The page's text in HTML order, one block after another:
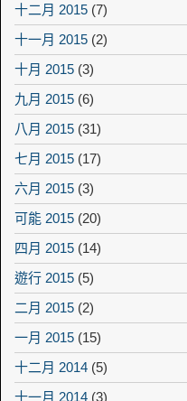
十二月 2015 (7)
十一月 2015 (2)
十月 2015 (3)
九月 2015 (6)
八月 2015 (31)
七月 2015 (17)
六月 2015 (3)
可能 2015 (20)
四月 2015 (14)
遊行 2015 (5)
二月 2015 (2)
一月 2015 (15)
十二月 2014 (5)
十一月 2014 (3)